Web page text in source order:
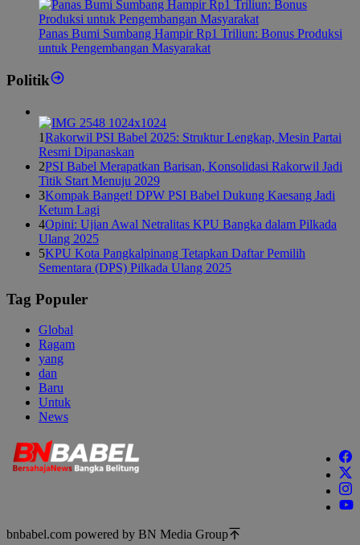
Panas Bumi Sumbang Hampir Rp1 Triliun: Bonus Produksi
untuk Pengembangan Masyarakat
Politik
1Rakorwil PSI Babel 2025: Struktur Lengkap, Mesin Partai
Resmi Dipanaskan
2PSI Babel Merapatkan Barisan, Konsolidasi Rakorwil Jadi
Titik Start Menuju 2029
3Kompak Banget! DPW PSI Babel Dukung Kaesang Jadi
Ketum Lagi
4Opini: Ujian Awal Netralitas KPU Bangka dalam Pilkada
Ulang 2025
5KPU Kota Pangkalpinang Tetapkan Daftar Pemilih
Sementara (DPS) Pilkada Ulang 2025
Tag Populer
Global
Ragam
yang
dan
Baru
Untuk
News
bnbabel.com powered by BN Media Group